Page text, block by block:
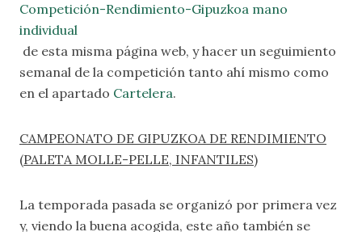
Competición-Rendimiento-Gipuzkoa mano
individual
de esta misma página web, y hacer un seguimiento
semanal de la competición tanto ahí mismo como
en el apartado Cartelera.
CAMPEONATO DE GIPUZKOA DE RENDIMIENTO
(PALETA MOLLE-PELLE, INFANTILES)
La temporada pasada se organizó por primera vez
y, viendo la buena acogida, este año también se